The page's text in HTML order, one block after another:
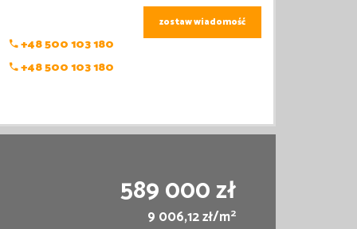
+48 500 103 180
+48 500 103 180
zostaw wiadomość
589 000 zł
9 006,12 zł/m2